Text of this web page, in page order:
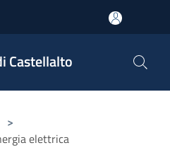
Castellalto
>
elettrica